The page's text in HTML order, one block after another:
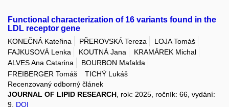
Functional characterization of 16 variants found in the
LDL receptor gene
KONEČNÁ Kateřina PŘEROVSKÁ Tereza
LOJA Tomáš
FAJKUSOVÁ Lenka
KOUTNÁ Jana
KRAMÁREK Michal
ALVES Ana Catarina
BOURBON Mafalda
FREIBERGER Tomáš
TICHÝ Lukáš
Recenzovaný odborný článek
JOURNAL OF LIPID RESEARCH , rok: 2025, ročník: 66, vydání:
9, DOI